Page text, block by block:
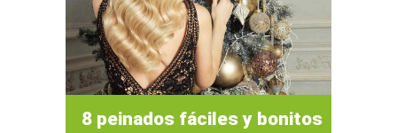
8 peinados fáciles y bonitos